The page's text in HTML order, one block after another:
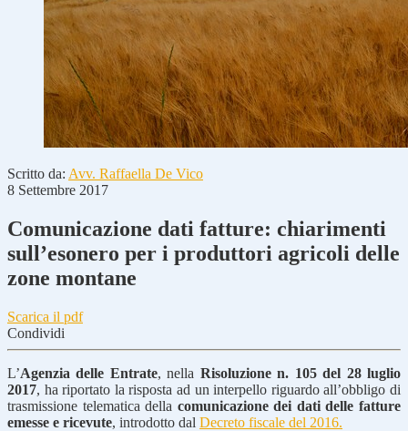
Scritto da: Avv. Raffaella De Vico
8 Settembre 2017
Comunicazione dati fatture: chiarimenti
sull’esonero per i produttori agricoli delle
zone montane
Scarica il pdf
Condividi
L’Agenzia delle Entrate, nella Risoluzione n. 105 del 28 luglio
2017, ha riportato la risposta ad un interpello riguardo all’obbligo di
trasmissione telematica della comunicazione dei dati delle fatture
emesse e ricevute, introdotto dal Decreto fiscale del 2016.